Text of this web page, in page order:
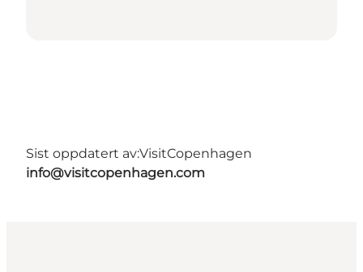
Sist oppdatert av:VisitCopenhagen
info@visitcopenhagen.com